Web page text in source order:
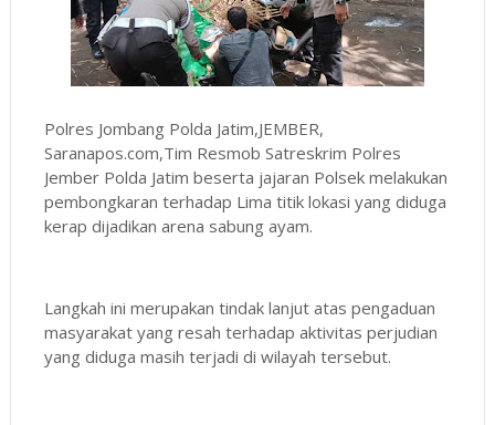
Polres Jombang Polda Jatim,JEMBER,
Saranapos.com,Tim Resmob Satreskrim Polres
Jember Polda Jatim beserta jajaran Polsek melakukan
pembongkaran terhadap Lima titik lokasi yang diduga
kerap dijadikan arena sabung ayam.
Langkah ini merupakan tindak lanjut atas pengaduan
masyarakat yang resah terhadap aktivitas perjudian
yang diduga masih terjadi di wilayah tersebut.